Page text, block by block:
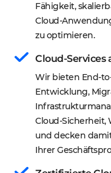
Fähigkeit,
Cloud-
zu optimieren.
Cloud-Services
Wir bieten End-
Entwicklung,
Cloud-Sicherheit,
und decken
Ihrer